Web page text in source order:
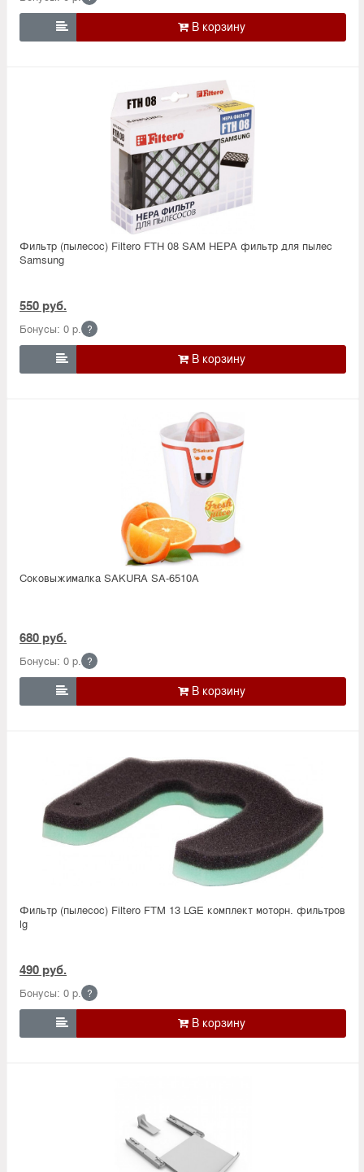

Фильтр (пылесос) Filtero FTH 08 SAM HEPA фильтр для пылес
Samsung
550 руб.
Бонусы: 0 р. ?

Соковыжималка SAKURA SA-6510A
680 руб.
Бонусы: 0 р. ?

Фильтр (пылесос) Filtero FTM 13 LGE комплект моторн. фильтров
lg
490 руб.
Бонусы: 0 р. ?
